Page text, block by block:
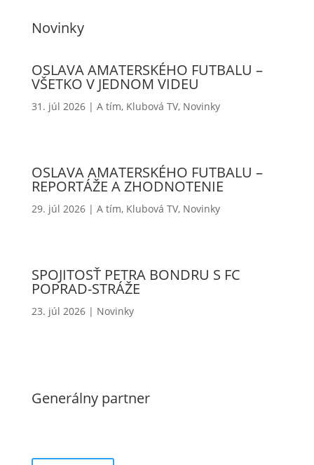
Novinky
OSLAVA AMATERSKÉHO FUTBALU –
VŠETKO V JEDNOM VIDEU
31. júl 2026| A tím, Klubová TV, Novinky
OSLAVA AMATERSKÉHO FUTBALU –
REPORTÁŽE A ZHODNOTENIE
29. júl 2026| A tím, Klubová TV, Novinky
SPOJITOSŤ PETRA BONDRU S FC
POPRAD-STRÁŽE
23. júl 2026| Novinky
Generálny partner